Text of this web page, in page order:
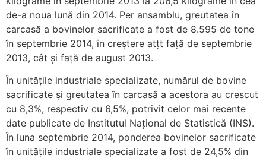
de-a noua lună din 2014. Per ansamblu, greutatea în
carcasă a bovinelor sacrificate a fost de 8.595 de tone
în septembrie 2014, în creștere atțt față de septembrie
2013, cât și față de august 2013.
În unităţile industriale specializate, numărul de bovine
sacrificate şi greutatea în carcasă a acestora au crescut
cu 8,3%, respectiv cu 6,5%, potrivit celor mai recente
date publicate de Institutul Național de Statistică (INS).
În luna septembrie 2014, ponderea bovinelor sacrificate
în unităţile industriale specializate a fost de 24,5% din